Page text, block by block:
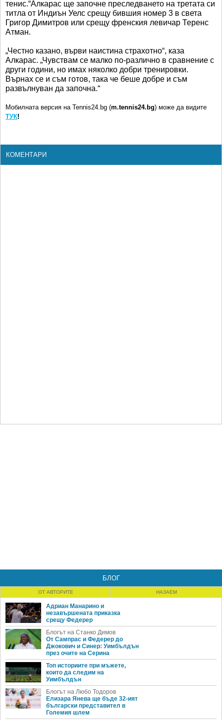
тенис.“Алкарас ще започне преследването на третата си
титла от Индиън Уелс срещу бившия номер 3 в света
Григор Димитров или срещу френския левичар Теренс
Атман.
„Честно казано, върви наистина страхотно“, каза
Алкарас. „Чувствам се малко по-различно в сравнение с
други години, но имах няколко добри тренировки.
Върнах се и съм готов, така че беше добре и съм
развълнуван да започна.“
Мобилната версия на Tennis24.bg (m.tennis24.bg) може да видите
ТУК!
КОМЕНТАРИ
БЛОГ
ОТ АВТОРИТЕ НАЗАЕМ
Адриан Манарино и
незавършената приказка
срещу Федерер
Блогът на Станко Димов
От Сампрас и Федерер до
Джокович и Синер: Уимбълдън
през очите на Серина
Топ историите при мъжете,
които да следим на
Уимбълдън
Блогът на Любо Тодоров
Елизара Янева ще бъде 32-ият
български представител в
Големия шлем